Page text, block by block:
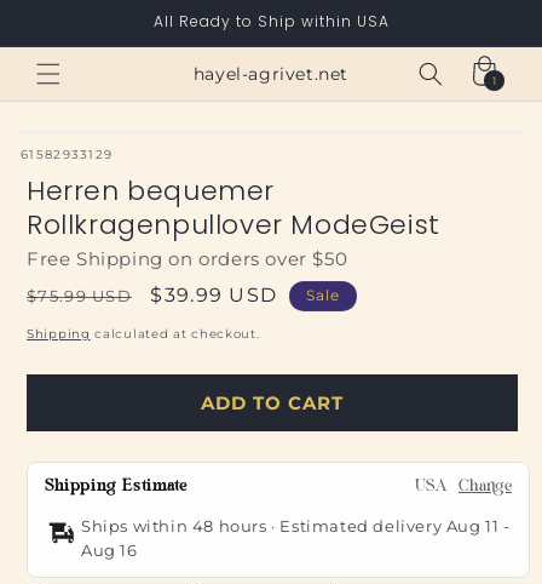
All Ready to Ship within USA
hayel-agrivet.net Cart
1
1
item
SKU:
61582933129
Herren bequemer
Rollkragenpullover ModeGeist
Free Shipping on orders over $50
Regular
price
$75.99 USD
Sale
price
$39.99 USD Sale
Shipping calculated at checkout.
ADD TO CART
Shipping Estimate USA Change
Ships within 48 hours · Estimated delivery Aug 11 -
Aug 16